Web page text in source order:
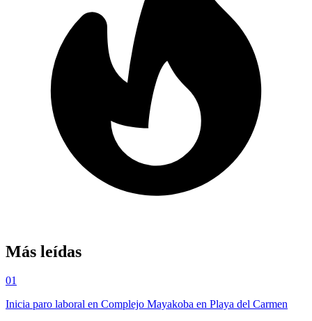
Más leídas
01
Inicia paro laboral en Complejo Mayakoba en Playa del Carmen